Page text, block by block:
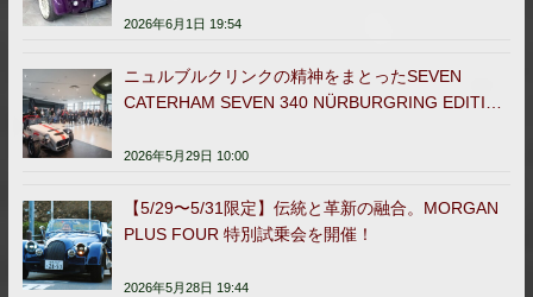
2026年6月1日 19:54
ニュルブルクリンクの精神をまとったSEVEN
CATERHAM SEVEN 340 NÜRBURGRING EDITION
2026年5月29日 10:00
【5/29〜5/31限定】伝統と革新の融合。MORGAN
PLUS FOUR 特別試乗会を開催！
2026年5月28日 19:44